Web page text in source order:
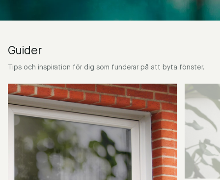
Guider
Tips och inspiration för dig som funderar på att byta fönster.